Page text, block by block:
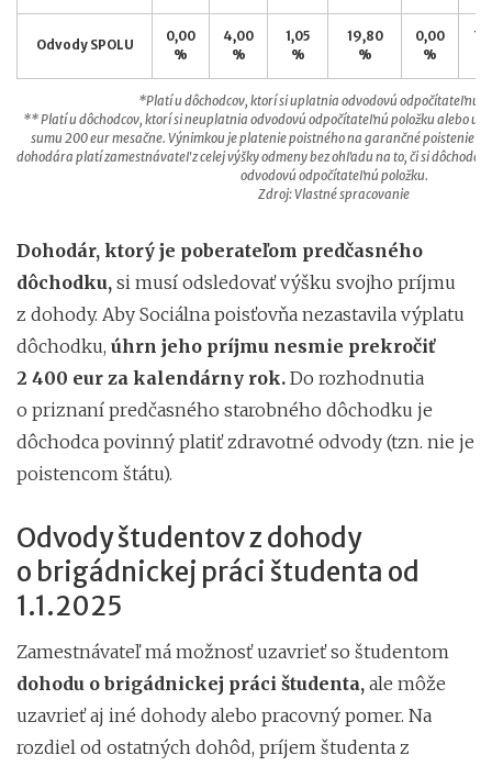
*Platí u dôchodcov, ktorí si uplatnia odvodovú odpočítateľnú
** Platí u dôchodcov, ktorí si neuplatnia odvodovú odpočítateľnú položku alebo
sumu 200 eur mesačne. Výnimkou je platenie poistného na garančné poistenie a
dohodára platí zamestnávateľ z celej výšky odmeny bez ohľadu na to, či si
odvodovú odpočítateľnú položku.
Zdroj: Vlastné spracovanie
Odvody SPOLU
0,00
%
4,00
%
1,05
%
19,80
%
0,00
%
Dohodár, ktorý je poberateľom predčasného
dôchodku, si musí odsledovať výšku svojho príjmu
z dohody. Aby Sociálna poisťovňa nezastavila výplatu
dôchodku, úhrn jeho príjmu nesmie prekročiť
2 400 eur za kalendárny rok. Do rozhodnutia
o priznaní predčasného starobného dôchodku je
dôchodca povinný platiť zdravotné odvody (tzn. nie je
poistencom štátu).
Odvody študentov z dohody
o brigádnickej práci študenta od
1.1.2025
Zamestnávateľ má možnosť uzavrieť so študentom
dohodu o brigádnickej práci študenta, ale môže
uzavrieť aj iné dohody alebo pracovný pomer. Na
rozdiel od ostatných dohôd, príjem študenta z